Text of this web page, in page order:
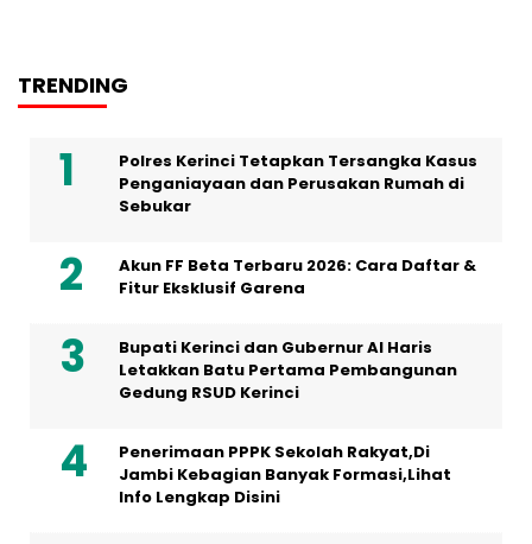
TRENDING
Polres Kerinci Tetapkan Tersangka Kasus
Penganiayaan dan Perusakan Rumah di
Sebukar
Akun FF Beta Terbaru 2026: Cara Daftar &
Fitur Eksklusif Garena
Bupati Kerinci dan Gubernur Al Haris
Letakkan Batu Pertama Pembangunan
Gedung RSUD Kerinci
Penerimaan PPPK Sekolah Rakyat,Di
Jambi Kebagian Banyak Formasi,Lihat
Info Lengkap Disini